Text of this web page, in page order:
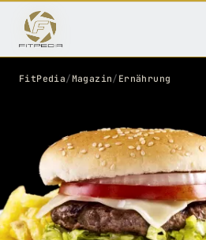
FitPedia/Magazin/ Ernährung